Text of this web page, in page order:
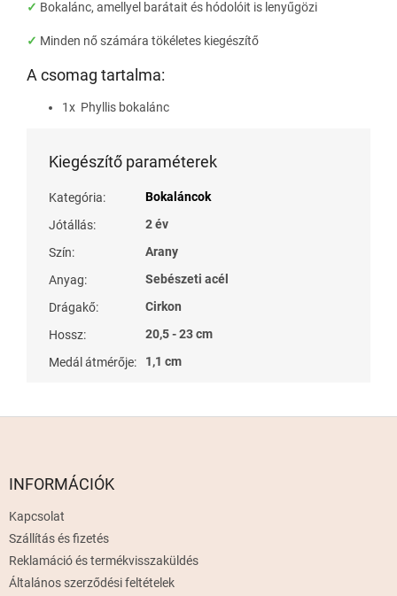
✓ Bokalánc, amellyel barátait és hódolóit is lenyűgözi
✓ Minden nő számára tökéletes kiegészítő
A csomag tartalma:
1x Phyllis bokalánc
Kiegészítő paraméterek
Kategória:
Bokaláncok
Jótállás:
2 év
Szín:
Arany
Anyag:
Sebészeti acél
Drágakő:
Cirkon
Hossz:
20,5 - 23 cm
Medál átmérője: 1,1 cm
INFORMÁCIÓK
Kapcsolat
Szállítás és fizetés
Reklamáció és termékvisszaküldés
Általános szerződési feltételek